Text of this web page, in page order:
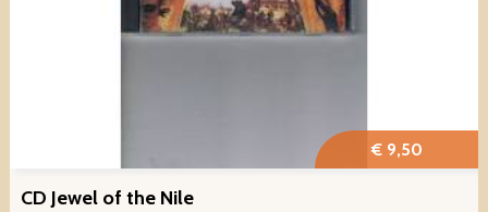
€ 9,50
CD Jewel of the Nile